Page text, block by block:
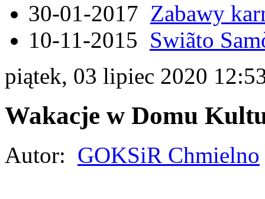
30-01-2017 Zabawy
10-11-2015 Swiãto
piątek, 03 lipiec 2020
Wakacje w Domu
Autor: GOKSiR Chmielno